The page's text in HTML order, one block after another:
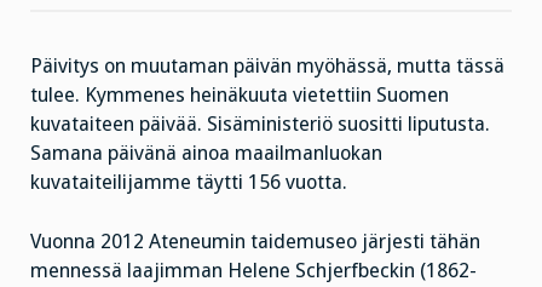
Päivitys on muutaman päivän myöhässä, mutta tässä
tulee. Kymmenes heinäkuuta vietettiin Suomen
kuvataiteen päivää. Sisäministeriö suositti liputusta.
Samana päivänä ainoa maailmanluokan
kuvataiteilijamme täytti 156 vuotta.
Vuonna 2012 Ateneumin taidemuseo järjesti tähän
mennessä laajimman Helene Schjerfbeckin (1862-